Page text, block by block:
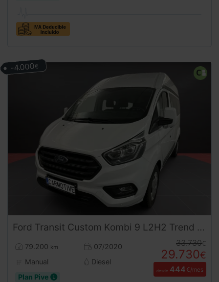
Ford Transit Custom Kombi 9 L2H2 Trend 2.0
79.200 km
07/2020
Manual
Diesel
Plan Pive
33.730€
29.730€
desde 444€/mes
-4.000€